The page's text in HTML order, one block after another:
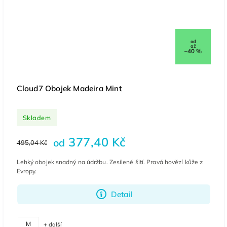
od
až
–40 %
Cloud7 Obojek Madeira Mint
Skladem
495,04 Kč od 377,40 Kč
Detail
Lehký obojek snadný na údržbu. Zesílené šití. Pravá hovězí kůže z
Evropy.
M + další